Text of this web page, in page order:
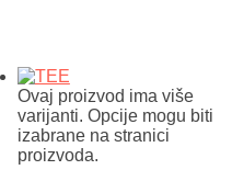
Ovaj proizvod ima više
varijanti. Opcije mogu biti
izabrane na stranici
proizvoda.